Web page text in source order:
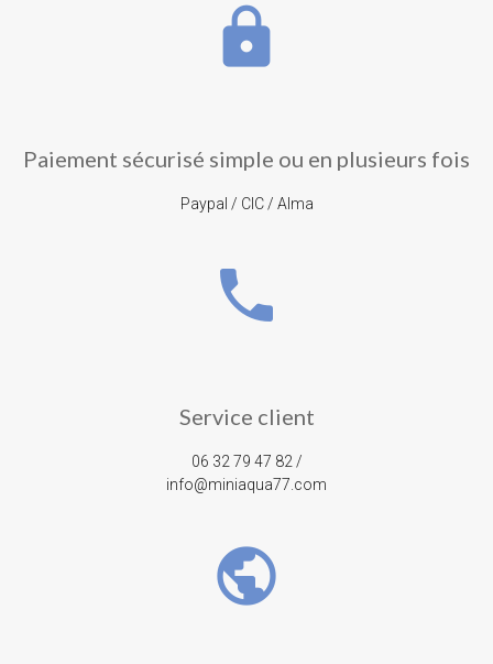
lock
Paiement sécurisé simple ou en plusieurs fois
Paypal / CIC / Alma
phone
Service client
06 32 79 47 82 /
info@miniaqua77.com
public